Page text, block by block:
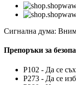
Сигнална дума:
Препоръки за
P102 - Да се
P273 - Да се